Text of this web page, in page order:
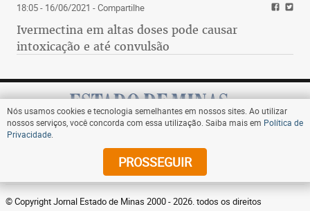
18:05 - 16/06/2021 - Compartilhe
Ivermectina em altas doses pode causar
intoxicação e até convulsão
Assine
© Copyright Jornal Estado de Minas 2000 - 2026. todos os direitos
Nós usamos cookies e tecnologia semelhantes em nossos sites. Ao utilizar
nossos serviços, você concorda com essa utilização. Saiba mais em Política de
Privacidade
PROSSEGUIR